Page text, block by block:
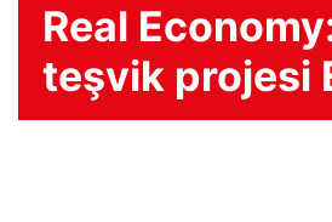
Real
teşvik projesi